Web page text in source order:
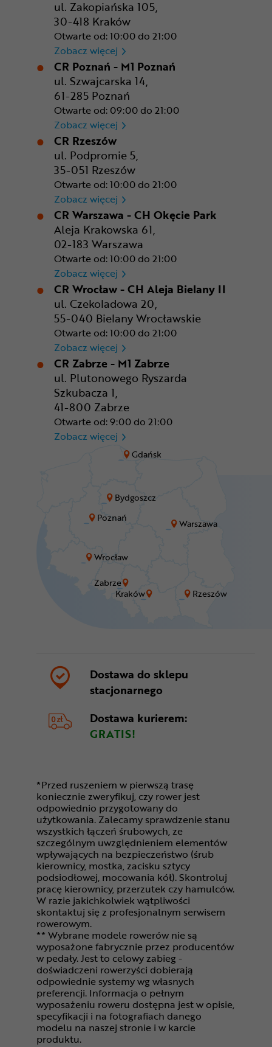
Bydgoszcz
Gdańsk
Kraków
Poznań
Rzeszów
Warszawa
Wrocław
Zabrze
ul. Zakopiańska 105,
30-418 Kraków
Otwarte od: 10:00 do 21:00
Zobacz więcej CR Kraków - Solvay Park
CR Poznań - M1 Poznań
ul. Szwajcarska 14,
61-285 Poznań
Otwarte od: 09:00 do 21:00
Zobacz więcej CR Poznań - M1 Poznań
CR Rzeszów
ul. Podpromie 5,
35-051 Rzeszów
Otwarte od: 10:00 do 21:00
Zobacz więcej CR Rzeszów
CR Warszawa - CH Okęcie Park
Aleja Krakowska 61,
02-183 Warszawa
Otwarte od: 10:00 do 21:00
Zobacz więcej CR Warszawa - CH Okęcie
CR Wrocław - CH Aleja Bielany II
ul. Czekoladowa 20,
55-040 Bielany Wrocławskie
Otwarte od: 10:00 do 21:00
Zobacz więcej CR Wrocław - CH Aleja
CR Zabrze - M1 Zabrze
ul. Plutonowego Ryszarda
Szkubacza 1,
41-800 Zabrze
Otwarte od: 9:00 do 21:00
Zobacz więcej CR Zabrze - M1 Zabrze
Dostawa do sklepu
stacjonarnego
Dostawa kurierem:
GRATIS!
*Przed ruszeniem w pierwszą trasę
koniecznie zweryfikuj, czy rower jest
odpowiednio przygotowany do
użytkowania. Zalecamy sprawdzenie stanu
wszystkich łączeń śrubowych, ze
szczególnym uwzględnieniem elementów
wpływających na bezpieczeństwo (śrub
kierownicy, mostka, zacisku sztycy
podsiodłowej, mocowania kół). Skontroluj
pracę kierownicy, przerzutek czy hamulców.
W razie jakichkolwiek wątpliwości
skontaktuj się z profesjonalnym serwisem
rowerowym.
** Wybrane modele rowerów nie są
wyposażone fabrycznie przez producentów
w pedały. Jest to celowy zabieg -
doświadczeni rowerzyści dobierają
odpowiednie systemy wg własnych
preferencji. Informacja o pełnym
wyposażeniu roweru dostępna jest w opisie,
specyfikacji i na fotografiach danego
modelu na naszej stronie i w karcie
produktu.